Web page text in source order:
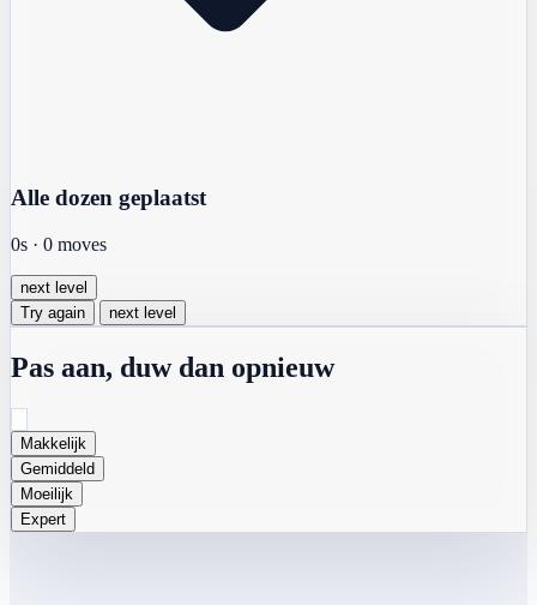
Alle dozen geplaatst
0s · 0 moves
next level
Try again
next level
Pas aan, duw dan opnieuw
Makkelijk
Gemiddeld
Moeilijk
Expert